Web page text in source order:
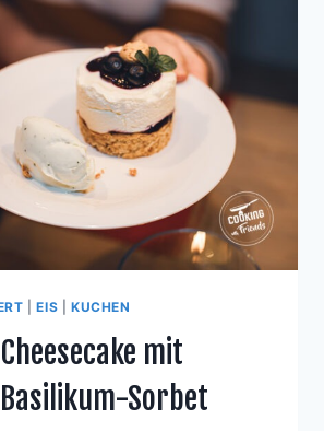
|EIS KUCHEN
mit
Sorbet